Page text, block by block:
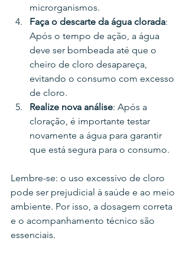
microrganismos.
Faça o descarte da água clorada:
Após o tempo de ação, a água
deve ser bombeada até que o
cheiro de cloro desapareça,
evitando o consumo com excesso
de cloro.
Realize nova análise: Após a
cloração, é importante testar
novamente a água para garantir
que está segura para o consumo.
Lembre-se: o uso excessivo de cloro
pode ser prejudicial à saúde e ao meio
ambiente. Por isso, a dosagem correta
e o acompanhamento técnico são
essenciais.